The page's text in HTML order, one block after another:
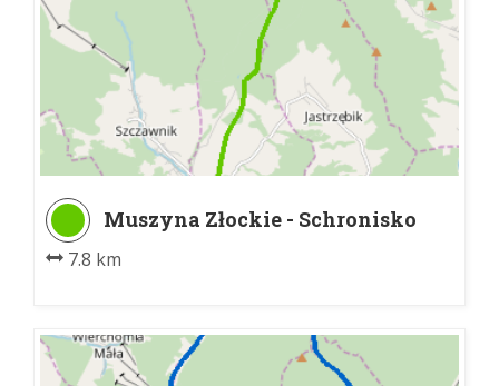
Muszyna Złockie - Schronisko
PTTK Jaworzyna Krynicka
7.8 km